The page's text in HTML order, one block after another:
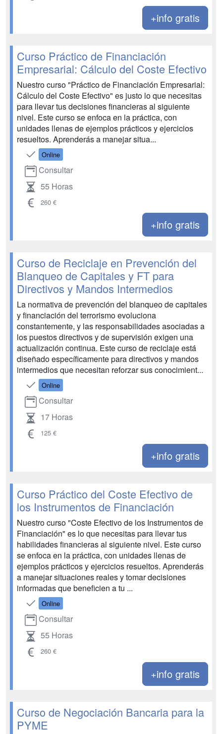
+info gratis
Curso Práctico de Financiación
Empresarial: Cálculo del Coste Efectivo
Nuestro curso "Práctico de Financiación Empresarial:
Cálculo del Coste Efectivo" es justo lo que necesitas
para llevar tus decisiones financieras al siguiente
nivel. Este curso se enfoca en la práctica, con
unidades llenas de ejemplos prácticos y ejercicios
resueltos. Aprenderás a manejar situa...
Online
Consultar
55 Horas
260 €
+info gratis
Curso de Reciclaje en Prevención del
Blanqueo de Capitales y FT para
Directivos y Mandos Intermedios
La normativa de prevención del blanqueo de capitales
y financiación del terrorismo evoluciona
constantemente, y las responsabilidades asociadas a
los puestos directivos y de supervisión exigen una
actualización continua. Este curso de reciclaje está
diseñado específicamente para directivos y mandos
intermedios que necesitan reforzar sus conocimient...
Online
Consultar
17 Horas
125 €
+info gratis
Curso Práctico del Coste Efectivo de
los Instrumentos de Financiación
Nuestro curso "Coste Efectivo de los Instrumentos de
Financiación" es lo que necesitas para llevar tus
habilidades financieras al siguiente nivel. Este curso
se enfoca en la práctica, con unidades llenas de
ejemplos prácticos y ejercicios resueltos. Aprenderás
a manejar situaciones reales y tomar decisiones
informadas que beneficien a tu ...
Online
Consultar
55 Horas
260 €
+info gratis
Curso de Negociación Bancaria para la
PYME